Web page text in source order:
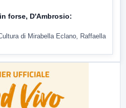
forse, D'Ambrosio:
di Mirabella Eclano, Raffaella